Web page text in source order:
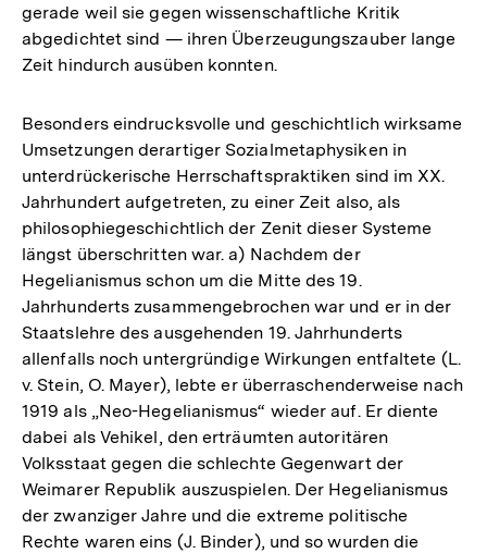
gerade weil sie gegen wissenschaftliche Kritik
abgedichtet sind — ihren Überzeugungszauber lange
Zeit hindurch ausüben konnten.
Besonders eindrucksvolle und geschichtlich wirksame
Umsetzungen derartiger Sozialmetaphysiken in
unterdrückerische Herrschaftspraktiken sind im XX.
Jahrhundert aufgetreten, zu einer Zeit also, als
philosophiegeschichtlich der Zenit dieser Systeme
längst überschritten war. a) Nachdem der
Hegelianismus schon um die Mitte des 19.
Jahrhunderts zusammengebrochen war und er in der
Staatslehre des ausgehenden 19. Jahrhunderts
allenfalls noch untergründige Wirkungen entfaltete (L.
v. Stein, O. Mayer), lebte er überraschenderweise nach
1919 als „Neo-Hegelianismus“ wieder auf. Er diente
dabei als Vehikel, den erträumten autoritären
Volksstaat gegen die schlechte Gegenwart der
Weimarer Republik auszuspielen. Der Hegelianismus
der zwanziger Jahre und die extreme politische
Rechte waren eins (J. Binder), und so wurden die